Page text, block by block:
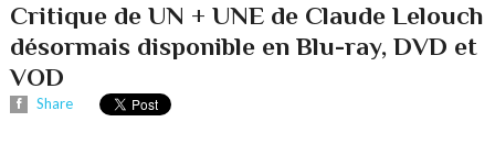
Critique de UN + UNE de Claude Lelouch
désormais disponible en Blu-ray, DVD et
VOD
Share